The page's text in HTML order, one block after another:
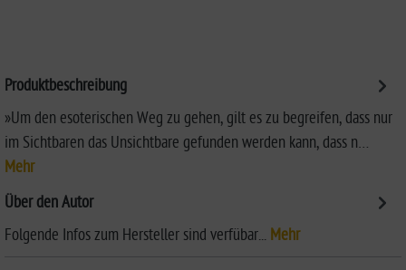
Produktbeschreibung
»Um den esoterischen Weg zu gehen, gilt es zu begreifen, dass nur
im Sichtbaren das Unsichtbare gefunden werden kann, dass n…
Mehr
Über den Autor
Folgende Infos zum Hersteller sind verfübar... Mehr